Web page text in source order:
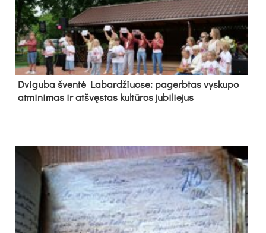
Dvi­gu­ba šven­tė La­bar­džiuo­se: pa­gerb­tas vys­ku­po
at­mi­ni­mas ir at­švęs­tas kul­tū­ros ju­bi­lie­jus